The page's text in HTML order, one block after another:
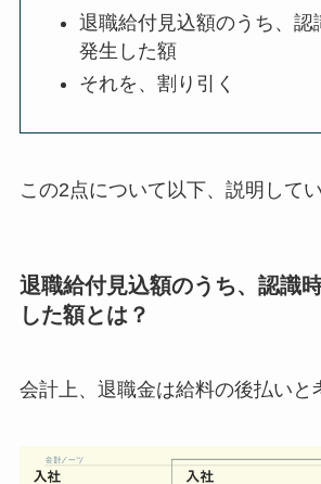
退職給付見込額のうち、認
発生した額
それを、割り引く
この2点について以下、説明してい
退職給付見込額のうち、認識
した額とは？
会計上、 退職金は給料の後払い と